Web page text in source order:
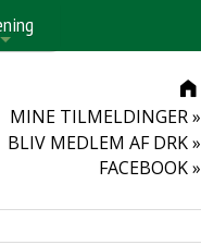
MINE TILMELDINGER »
BLIV MEDLEM AF DRK »
FACEBOOK »